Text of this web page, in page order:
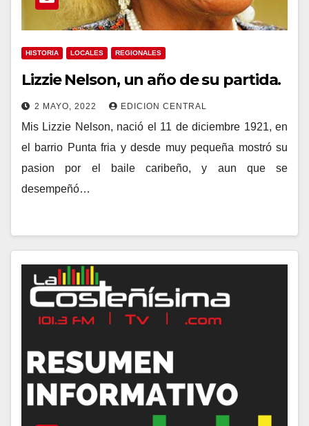
HISTORIA LOCALES REGIONALES
Lizzie Nelson, un año de su partida.
2 MAYO, 2022 EDICION CENTRAL
Mis Lizzie Nelson, nació el 11 de diciembre 1921, en
el barrio Punta fria y desde muy pequeña mostró su
pasion por el baile caribeño, y aun que se
desempeñó…